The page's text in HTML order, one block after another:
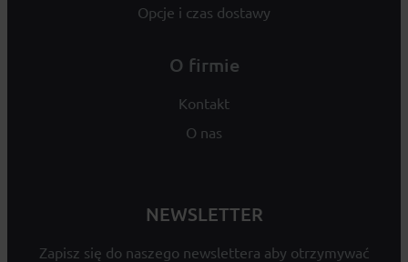
Opcje i czas dostawy
O firmie
Kontakt
O nas
NEWSLETTER
Zapisz się do naszego newslettera aby otrzymywać